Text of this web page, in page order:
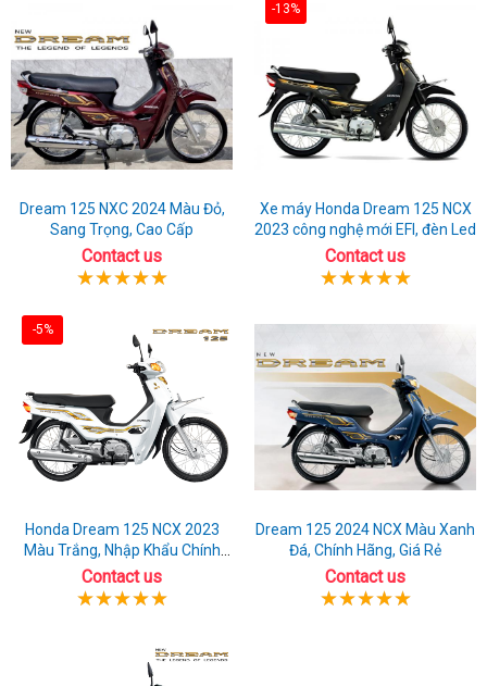
Dream 125 NXC 2024 Màu Đỏ,
Sang Trọng, Cao Cấp
Contact us
-13%
Xe máy Honda Dream 125 NCX
2023 công nghệ mới EFI, đèn Led
Contact us
-5%
Honda Dream 125 NCX 2023
Màu Trắng, Nhập Khẩu Chính
Hãng
Contact us
Dream 125 2024 NCX Màu Xanh
Đá, Chính Hãng, Giá Rẻ
Contact us